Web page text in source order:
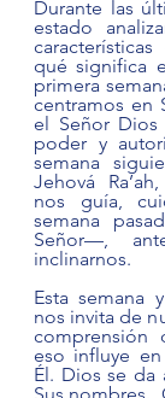
Durante las
estado
qué significa
primera
centramos en
el Señor
poder y
semana
Jehová
nos guía,
semana
Señor—,
inclinarnos.
Esta semana
nos invita de
eso influye
Él. Dios se da